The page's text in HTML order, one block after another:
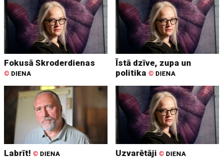
Fokusā Skroderdienas
© DIENA
Īstā dzīve, zupa un
politika © DIENA
Labrīt! © DIENA Uzvarētāji © DIENA